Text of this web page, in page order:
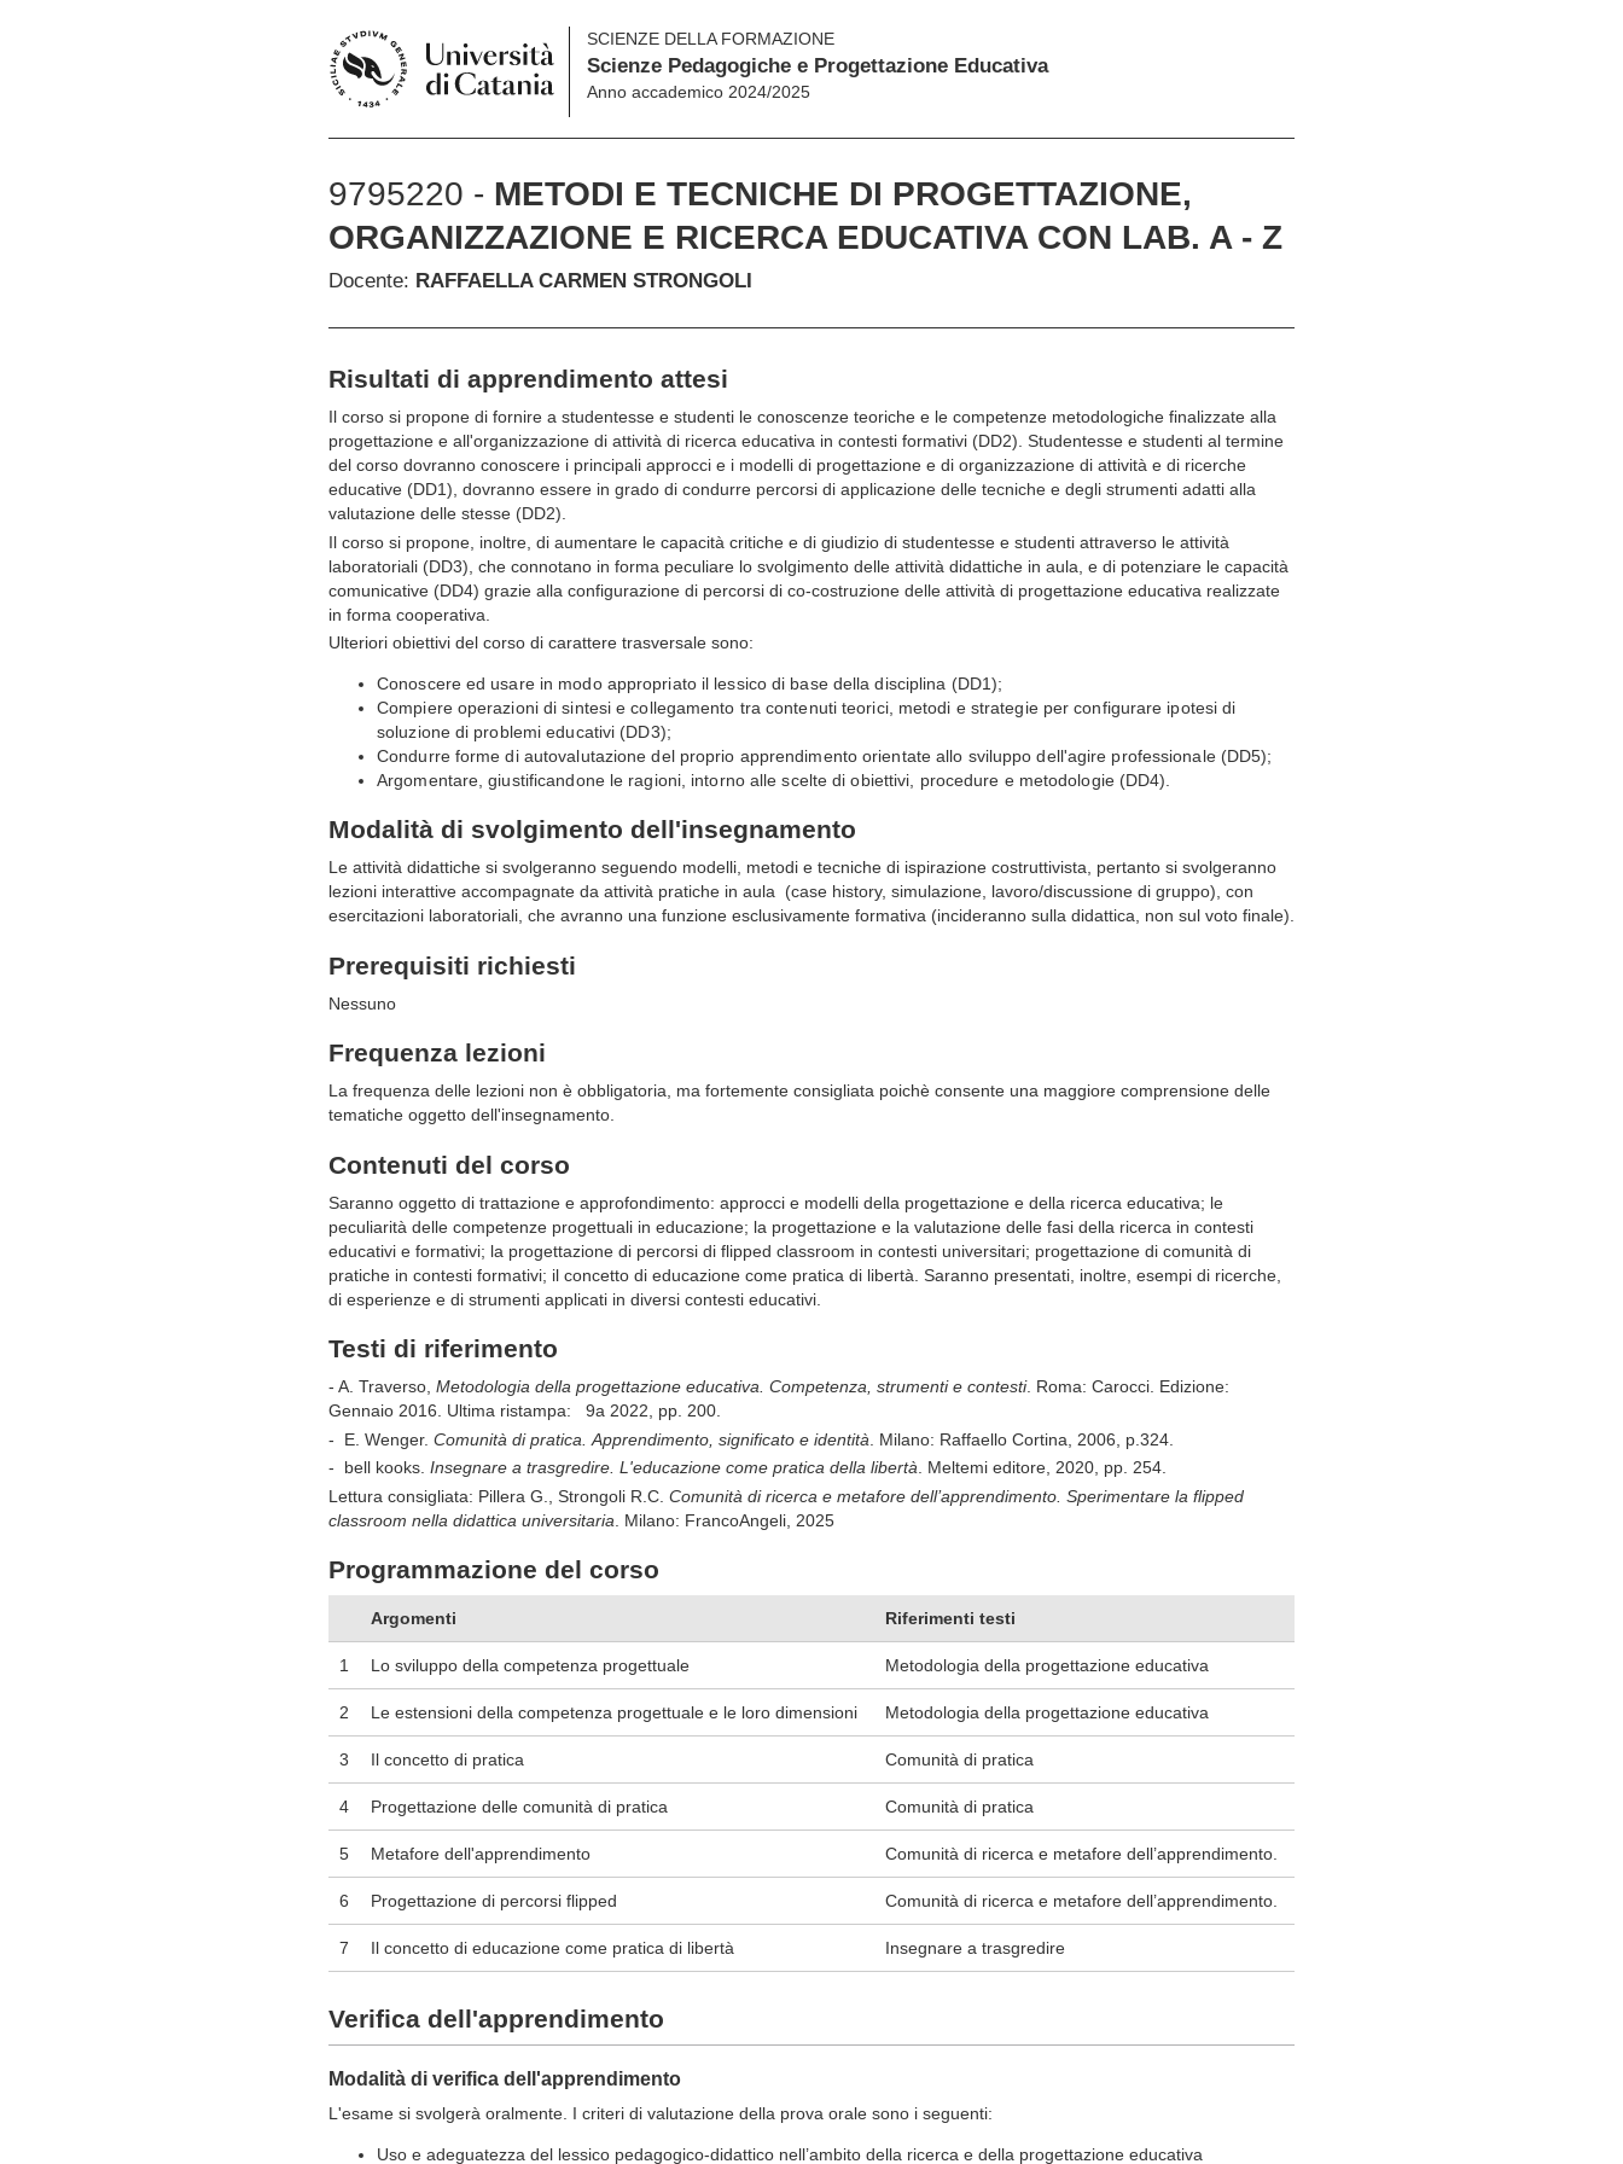
SCIENZE DELLA FORMAZIONE
Scienze Pedagogiche e Progettazione Educativa
Anno accademico 2024/2025
9795220 - METODI E TECNICHE DI PROGETTAZIONE,
ORGANIZZAZIONE E RICERCA EDUCATIVA CON LAB. A - Z
Docente: RAFFAELLA CARMEN STRONGOLI
Risultati di apprendimento attesi
Il corso si propone di fornire a studentesse e studenti le conoscenze teoriche e le competenze metodologiche finalizzate alla
progettazione e all'organizzazione di attività di ricerca educativa in contesti formativi (DD2). Studentesse e studenti al termine
del corso dovranno conoscere i principali approcci e i modelli di progettazione e di organizzazione di attività e di ricerche
educative (DD1), dovranno essere in grado di condurre percorsi di applicazione delle tecniche e degli strumenti adatti alla
valutazione delle stesse (DD2).
Il corso si propone, inoltre, di aumentare le capacità critiche e di giudizio di studentesse e studenti attraverso le attività
laboratoriali (DD3), che connotano in forma peculiare lo svolgimento delle attività didattiche in aula, e di potenziare le capacità
comunicative (DD4) grazie alla configurazione di percorsi di co-costruzione delle attività di progettazione educativa realizzate
in forma cooperativa.
Ulteriori obiettivi del corso di carattere trasversale sono:
Conoscere ed usare in modo appropriato il lessico di base della disciplina (DD1);
Compiere operazioni di sintesi e collegamento tra contenuti teorici, metodi e strategie per configurare ipotesi di
soluzione di problemi educativi (DD3);
Condurre forme di autovalutazione del proprio apprendimento orientate allo sviluppo dell'agire professionale (DD5);
Argomentare, giustificandone le ragioni, intorno alle scelte di obiettivi, procedure e metodologie (DD4).
Modalità di svolgimento dell'insegnamento
Le attività didattiche si svolgeranno seguendo modelli, metodi e tecniche di ispirazione costruttivista, pertanto si svolgeranno
lezioni interattive accompagnate da attività pratiche in aula (case history, simulazione, lavoro/discussione di gruppo), con
esercitazioni laboratoriali, che avranno una funzione esclusivamente formativa (incideranno sulla didattica, non sul voto finale).
Prerequisiti richiesti
Nessuno
Frequenza lezioni
La frequenza delle lezioni non è obbligatoria, ma fortemente consigliata poichè consente una maggiore comprensione delle
tematiche oggetto dell'insegnamento.
Contenuti del corso
Saranno oggetto di trattazione e approfondimento: approcci e modelli della progettazione e della ricerca educativa; le
peculiarità delle competenze progettuali in educazione; la progettazione e la valutazione delle fasi della ricerca in contesti
educativi e formativi; la progettazione di percorsi di flipped classroom in contesti universitari; progettazione di comunità di
pratiche in contesti formativi; il concetto di educazione come pratica di libertà. Saranno presentati, inoltre, esempi di ricerche,
di esperienze e di strumenti applicati in diversi contesti educativi.
Testi di riferimento
- A. Traverso, Metodologia della progettazione educativa. Competenza, strumenti e contesti. Roma: Carocci. Edizione:
Gennaio 2016. Ultima ristampa: 9a 2022, pp. 200.
- E. Wenger. Comunità di pratica. Apprendimento, significato e identità . Milano: Raffaello Cortina, 2006, p.324.
- bell kooks. Insegnare a trasgredire. L'educazione come pratica della libertà . Meltemi editore, 2020, pp. 254.
Lettura consigliata: Pillera G., Strongoli R.C. Comunità di ricerca e metafore dell’apprendimento. Sperimentare la flipped
classroom nella didattica universitaria . Milano: FrancoAngeli, 2025
Programmazione del corso
Argomenti Riferimenti testi
1 Lo sviluppo della competenza progettuale Metodologia della progettazione educativa
2 Le estensioni della competenza progettuale e le loro dimensioni Metodologia della progettazione educativa
3 Il concetto di pratica Comunità di pratica
4 Progettazione delle comunità di pratica Comunità di pratica
5 Metafore dell'apprendimento Comunità di ricerca e metafore dell’apprendimento.
6 Progettazione di percorsi flipped Comunità di ricerca e metafore dell’apprendimento.
7 Il concetto di educazione come pratica di libertà Insegnare a trasgredire
Verifica dell'apprendimento
Modalità di verifica dell'apprendimento
L'esame si svolgerà oralmente. I criteri di valutazione della prova orale sono i seguenti:
Uso e adeguatezza del lessico pedagogico-didattico nell’ambito della ricerca e della progettazione educativa